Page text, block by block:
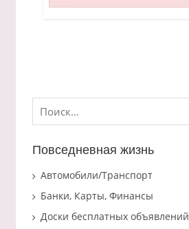
Найти:
Повседневная жизнь
Автомобили/Транспорт
Банки, Карты, Финансы
Доски бесплатных объявлений